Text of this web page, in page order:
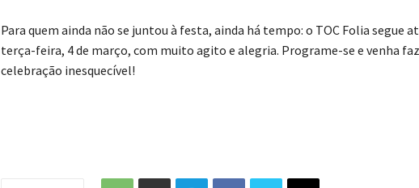
Para quem ainda não se juntou à festa, ainda há tempo: o TOC Folia segue
terça-feira, 4 de março, com muito agito e alegria. Programe-se e venha
celebração inesquecível!